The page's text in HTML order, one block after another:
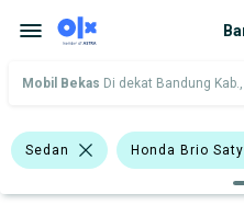
Mobil Bekas Di dekat Bandung
Sedan Honda Brio
Harga Merek Dan